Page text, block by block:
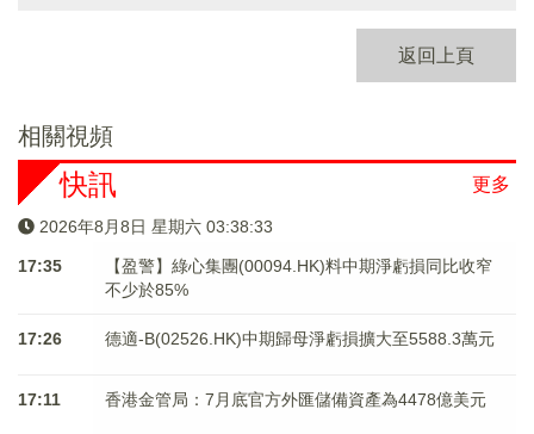
返回上頁
相關視頻
更多
快訊
2026年8月8日 星期六 03:38:33
17:35
【盈警】綠心集團(00094.HK)料中期淨虧損同比收窄
不少於85%
17:26 德適-B(02526.HK)中期歸母淨虧損擴大至5588.3萬元
17:11 香港金管局：7月底官方外匯儲備資產為4478億美元